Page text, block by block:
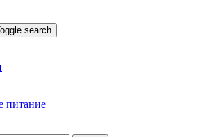
search
питание